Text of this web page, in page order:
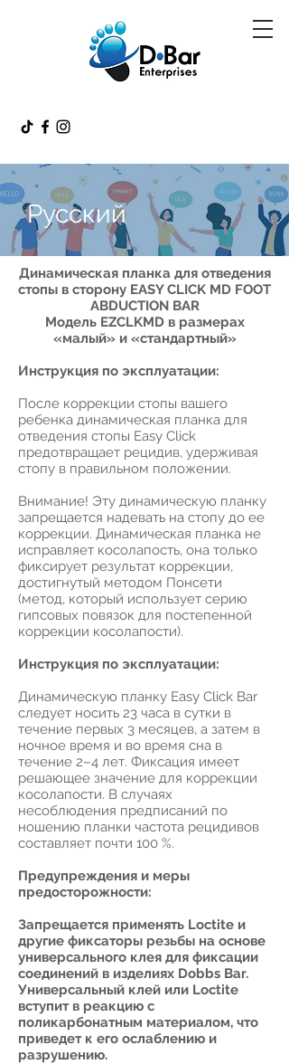
Pусский
Динамическая планка для отведения
стопы в сторону EASY CLICK MD FOOT
ABDUCTION BAR
Модель EZCLKMD в размерах
«малый» и «стандартный»
Инструкция по эксплуатации:
После коррекции стопы вашего
ребенка динамическая планка для
отведения стопы Easy Click
предотвращает рецидив, удерживая
стопу в правильном положении.
Внимание! Эту динамическую планку
запрещается надевать на стопу до ее
коррекции. Динамическая планка не
исправляет косолапость, она только
фиксирует результат коррекции,
достигнутый методом Понсети
(метод, который использует серию
гипсовых повязок для постепенной
коррекции косолапости).
Инструкция по эксплуатации:
Динамическую планку Easy Click Bar
следует носить 23 часа в сутки в
течение первых 3 месяцев, а затем в
ночное время и во время сна в
течение 2–4 лет. Фиксация имеет
решающее значение для коррекции
косолапости. В случаях
несоблюдения предписаний по
ношению планки частота рецидивов
составляет почти 100 %.
Предупреждения и меры
предосторожности:
Запрещается применять Loctite и
другие фиксаторы резьбы на основе
универсального клея для фиксации
соединений в изделиях Dobbs Bar.
Универсальный клей или Loctite
вступит в реакцию с
поликарбонатным материалом, что
приведет к его ослаблению и
разрушению.